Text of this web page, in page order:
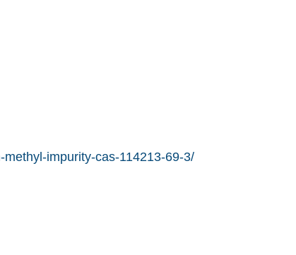
impurity-cas-114213-69-3/